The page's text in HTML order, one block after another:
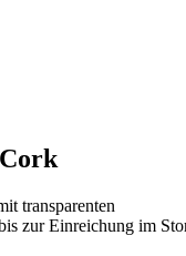
transparenten
zur Einreichung im